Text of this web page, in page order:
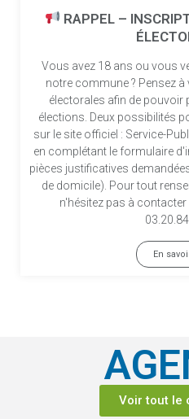
RAPPEL –
Vous avez 18 ans ou vous
notre commune ? Pensez
électorales afin de pouvoir
élections. Deux possibilités
sur le site officiel : Service-
en complétant le formulaire
pièces justificatives
de domicile). Pour tout
n'hésitez pas à
En
Voir tout le